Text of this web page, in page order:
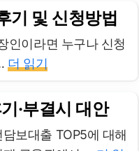
기 및 신청방법
인이라면 누구나 신청
더 읽기
·부결시 대안
보대출 TOP5에 대해